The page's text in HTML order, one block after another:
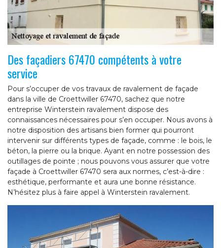
Des façadiers 67470 compétents à votre
service
Pour s’occuper de vos travaux de ravalement de façade
dans la ville de Croettwiller 67470, sachez que notre
entreprise Winterstein ravalement dispose des
connaissances nécessaires pour s’en occuper. Nous avons à
notre disposition des artisans bien former qui pourront
intervenir sur différents types de façade, comme : le bois, le
béton, la pierre ou la brique. Ayant en notre possession des
outillages de pointe ; nous pouvons vous assurer que votre
façade à Croettwiller 67470 sera aux normes, c’est-à-dire :
esthétique, performante et aura une bonne résistance.
N’hésitez plus à faire appel à Winterstein ravalement.